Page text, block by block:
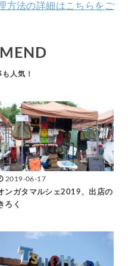
方法の詳細はこちらをご
2019-06-17
ンガタマルシェ2019、出店の
ろく